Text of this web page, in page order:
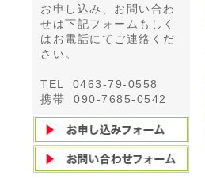
お申し込み、お問い合わ
せは下記フォームもしく
はお電話にてご連絡くだ
さい。
TEL 0463-79-0558
携帯 090-7685-0542